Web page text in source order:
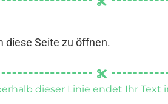
diese Seite zu öffnen.
dieser Linie endet Ihr Text